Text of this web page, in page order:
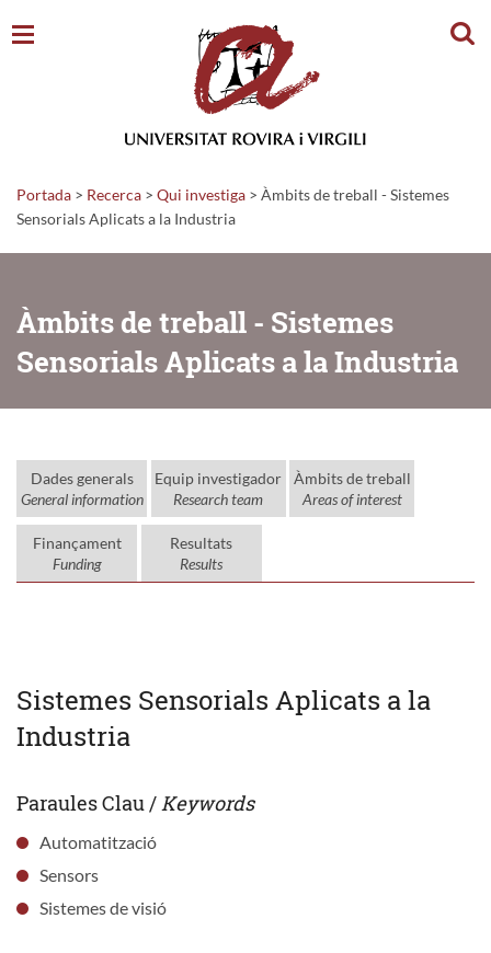
Portada > Recerca > Qui investiga > Àmbits de treball - Sistemes
Sensorials Aplicats a la Industria
Àmbits de treball - Sistemes
Sensorials Aplicats a la Industria
Dades generals
General information
Equip investigador
Research team
Àmbits de treball
Areas of interest
Finançament
Funding
Resultats
Results
Sistemes Sensorials Aplicats a la
Industria
Paraules Clau / Keywords
Automatització
Sensors
Sistemes de visió